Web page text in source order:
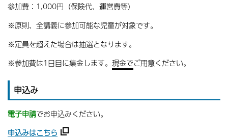
参加費：1,000円（保険代、運営費等）
※原則、全講義に参加可能な児童が対象です。
※定員を超えた場合は抽選となります。
※参加費は1日目に集金します。 現金でご用意ください。
申込み
電子申請でお申込みください。
申込みはこちら